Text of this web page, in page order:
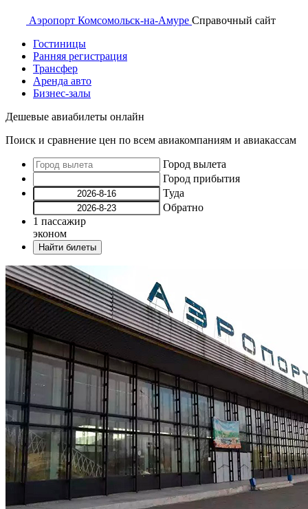
Аэропорт Комсомольск-на-Амуре Справочный сайт
Гостиницы
Ранняя регистрация
Трансфер
Аренда авто
Бизнес-залы
Дешевые авиабилеты онлайн
Поиск и сравнение цен по всем авиакомпаниям и авиакассам
Город вылета
Город прибытия
Туда
Обратно
1 пассажир
эконом
Найти билеты